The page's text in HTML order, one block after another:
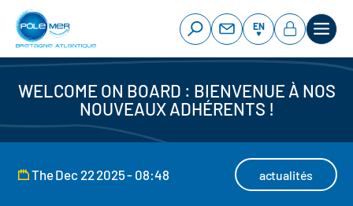
Cookies management panel
Skip
main
content
EN
WELCOME ON BOARD : BIENVENUE À NOS
NOUVEAUX ADHÉRENTS !
The Dec 22 2025 - 08:48 actualités